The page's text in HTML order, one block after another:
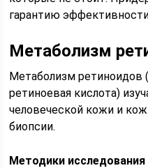
гарантию
Метаболизм
Метаболизм ретиноидов
ретиноевая кислота)
человеческой кожи и
биопсии.
Методики исследования